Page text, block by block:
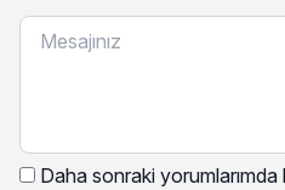
Daha sonraki yorumlarımda